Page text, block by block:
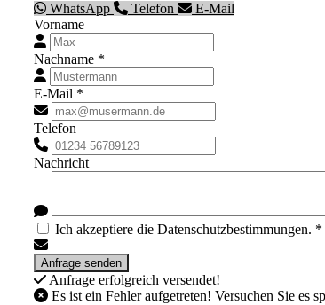
WhatsApp Telefon
E-Mail
Vorname
Nachname *
E-Mail *
Telefon
Nachricht
Ich akzeptiere die Datenschutzbestimmungen. *
Anfrage erfolgreich versendet!
Es ist ein Fehler aufgetreten! Versuchen Sie es